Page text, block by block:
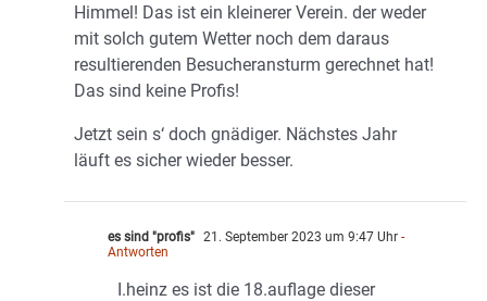
Himmel! Das ist ein kleinerer Verein. der weder
mit solch gutem Wetter noch dem daraus
resultierenden Besucheransturm gerechnet hat!
Das sind keine Profis!
Jetzt sein s‘ doch gnädiger. Nächstes Jahr
läuft es sicher wieder besser.
es sind "profis" 21. September 2023 um 9:47 Uhr -
Antworten
I.heinz es ist die 18.auflage dieser